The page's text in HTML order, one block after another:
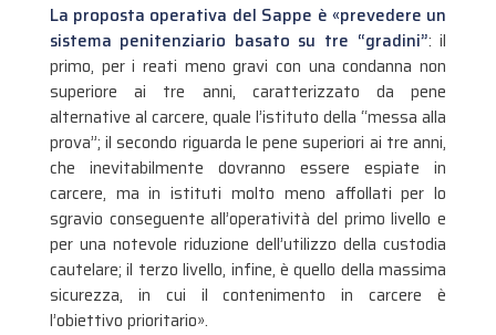
La proposta operativa del Sappe è «prevedere un
sistema penitenziario basato su tre “gradini”: il
primo, per i reati meno gravi con una condanna non
superiore ai tre anni, caratterizzato da pene
alternative al carcere, quale l’istituto della “messa alla
prova”; il secondo riguarda le pene superiori ai tre anni,
che inevitabilmente dovranno essere espiate in
carcere, ma in istituti molto meno affollati per lo
sgravio conseguente all’operatività del primo livello e
per una notevole riduzione dell’utilizzo della custodia
cautelare; il terzo livello, infine, è quello della massima
sicurezza, in cui il contenimento in carcere è
l’obiettivo prioritario».